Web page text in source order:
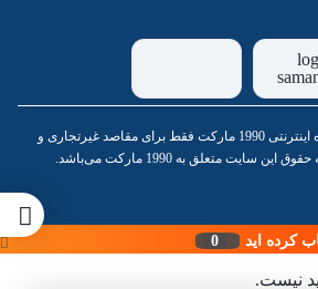
استفاده از مطالب فروشگاه اینترنتی 1990 مارکت فقط برای مقاصد غیرتجاری و
با ذکر منبع بلامانع است. کلیه حقوق این سایت متعلق به 1990 مارکت می‌باشد.
کرده اید 0
نیست.